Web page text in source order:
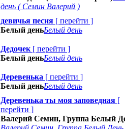
день ( Семин Валерий )
девичья песня [ перейти ]
Белый деньБелый день
Дедочек [ перейти ]
Белый деньБелый день
Деревенька [ перейти ]
Белый деньБелый день
Деревенька ты моя заповедная [
перейти ]
Валерий Семин, Группа Белый